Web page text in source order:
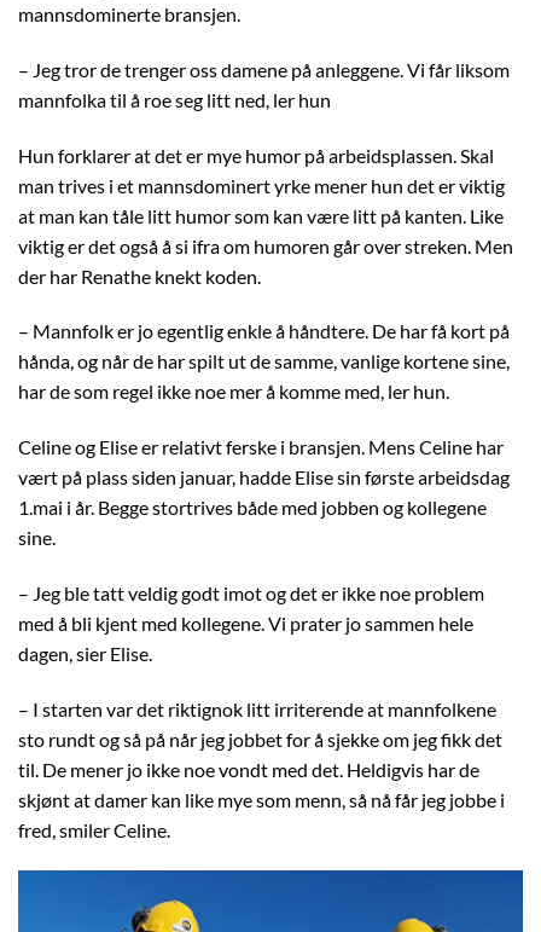
mannsdominerte bransjen.
– Jeg tror de trenger oss damene på anleggene. Vi får liksom
mannfolka til å roe seg litt ned, ler hun
Hun forklarer at det er mye humor på arbeidsplassen. Skal
man trives i et mannsdominert yrke mener hun det er viktig
at man kan tåle litt humor som kan være litt på kanten. Like
viktig er det også å si ifra om humoren går over streken. Men
der har Renathe knekt koden.
– Mannfolk er jo egentlig enkle å håndtere. De har få kort på
hånda, og når de har spilt ut de samme, vanlige kortene sine,
har de som regel ikke noe mer å komme med, ler hun.
Celine og Elise er relativt ferske i bransjen. Mens Celine har
vært på plass siden januar, hadde Elise sin første arbeidsdag
1.mai i år. Begge stortrives både med jobben og kollegene
sine.
– Jeg ble tatt veldig godt imot og det er ikke noe problem
med å bli kjent med kollegene. Vi prater jo sammen hele
dagen, sier Elise.
– I starten var det riktignok litt irriterende at mannfolkene
sto rundt og så på når jeg jobbet for å sjekke om jeg fikk det
til. De mener jo ikke noe vondt med det. Heldigvis har de
skjønt at damer kan like mye som menn, så nå får jeg jobbe i
fred, smiler Celine.